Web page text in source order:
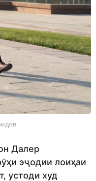
Далер
эҷодии лоиҳаи
устоди худ